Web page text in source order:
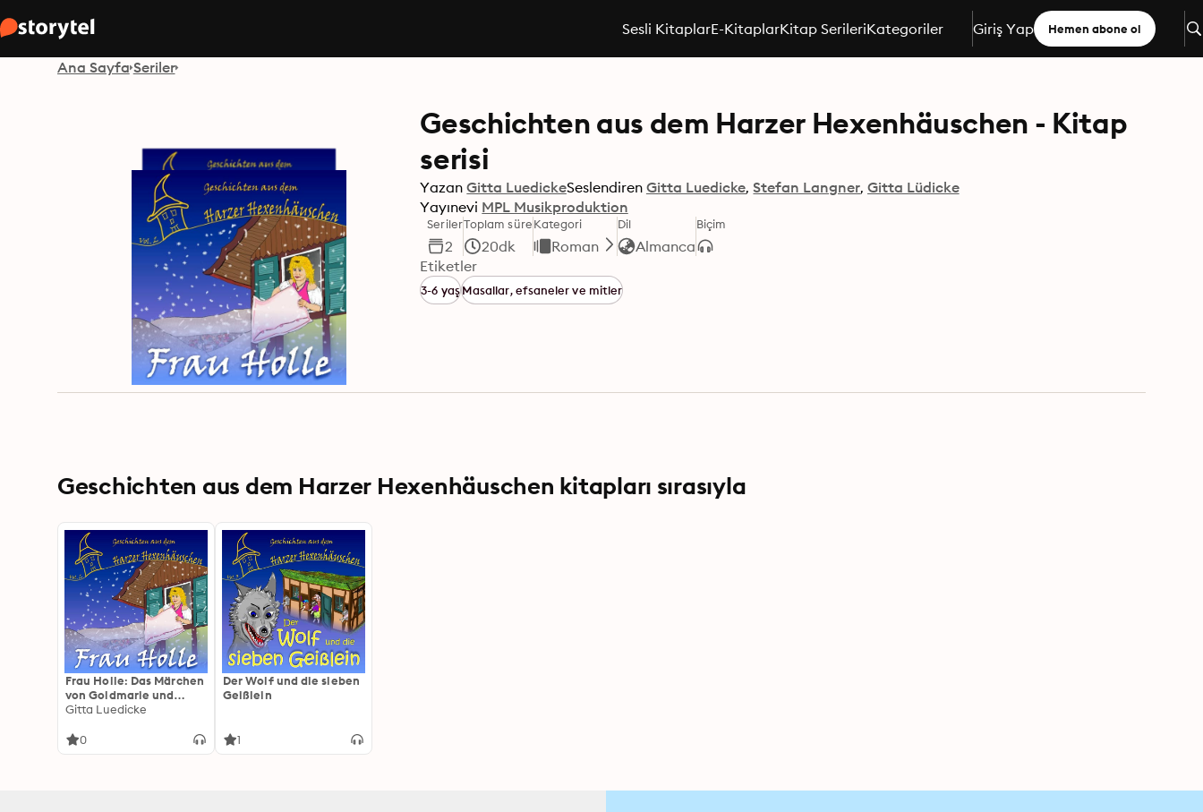
Sesli KitaplarE-KitaplarKitap SerileriKategoriler Giriş Yap Hemen abone ol
Ana Sayfa Seriler
Geschichten aus dem Harzer Hexenhäuschen - Kitap
serisi
Yazan Gitta LuedickeSeslendiren Gitta Luedicke Stefan Langner Gitta Lüdicke
Yayınevi MPL Musikproduktion
Seriler
2
Toplam süre
20dk
Kategori
Roman
Dil
Almanca
Biçim
Etiketler
3-6 yaşMasallar, efsaneler ve mitler
Geschichten aus dem Harzer Hexenhäuschen kitapları sırasıyla
Frau Holle: Das Märchen
von Goldmarie und
Pechmarie
Gitta Luedicke
0
Der Wolf und die sieben
Geißlein
1